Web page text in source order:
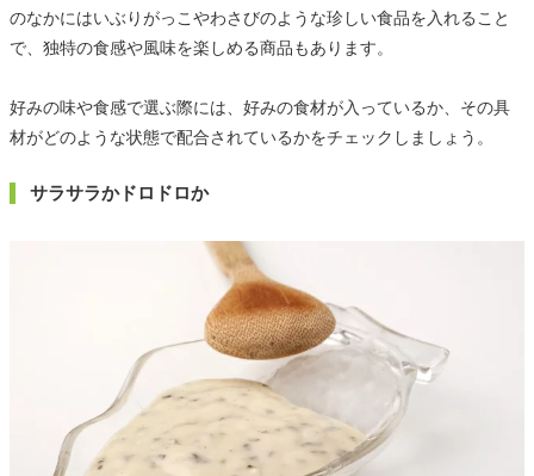
のなかにはいぶりがっこやわさびのような珍しい食品を入れること
で、独特の食感や風味を楽しめる商品もあります。
好みの味や食感で選ぶ際には、好みの食材が入っているか、その具
材がどのような状態で配合されているかをチェックしましょう。
サラサラかドロドロか